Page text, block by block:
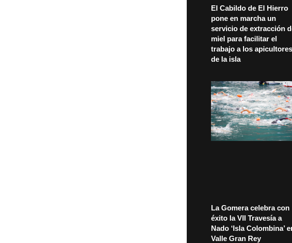
El Cabildo de El Hierro
pone en marcha un
servicio de extracción
miel para facilitar el
trabajo a los apicultores
de la isla
La Gomera celebra con
éxito la VII Travesía a
Nado ‘Isla Colombina’
Valle Gran Rey